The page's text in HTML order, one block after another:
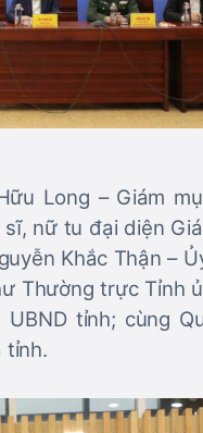
Long – Giám
nữ tu đại diện
Khắc Thận –
Thường trực Tỉnh
tỉnh; cùng
tỉnh.